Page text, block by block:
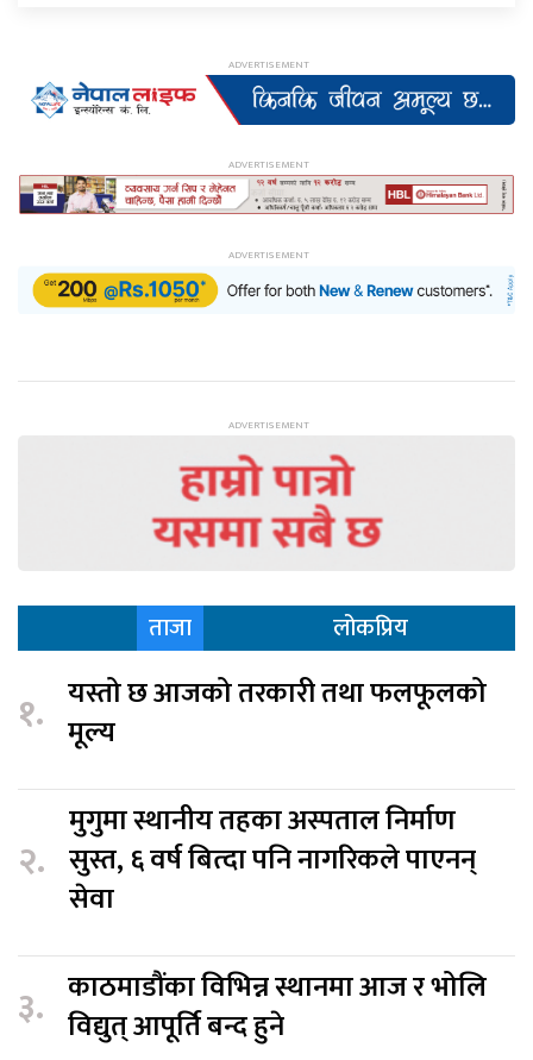
ताजा लोकप्रिय
१. यस्तो छ आजको तरकारी तथा फलफूलको
मूल्य
२.
मुगुमा स्थानीय तहका अस्पताल निर्माण
सुस्त, ६ वर्ष बित्दा पनि नागरिकले पाएनन्
सेवा
३. काठमाडौंका विभिन्न स्थानमा आज र भोलि
विद्युत् आपूर्ति बन्द हुने